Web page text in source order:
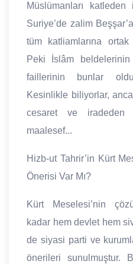
Müslümanları
Suriye’de zalim
tüm katliamlarına ortak
Peki İslâm beldelerinin
faillerinin bunlar
Kesinlikle biliyorlar,
cesaret ve iradeden
maalesef...
Hizb-ut Tahrir’in Kürt
Önerisi Var Mı?
Kürt Meselesi’nin
kadar hem devlet hem
de siyasi parti ve
önerileri sunulmuştur.